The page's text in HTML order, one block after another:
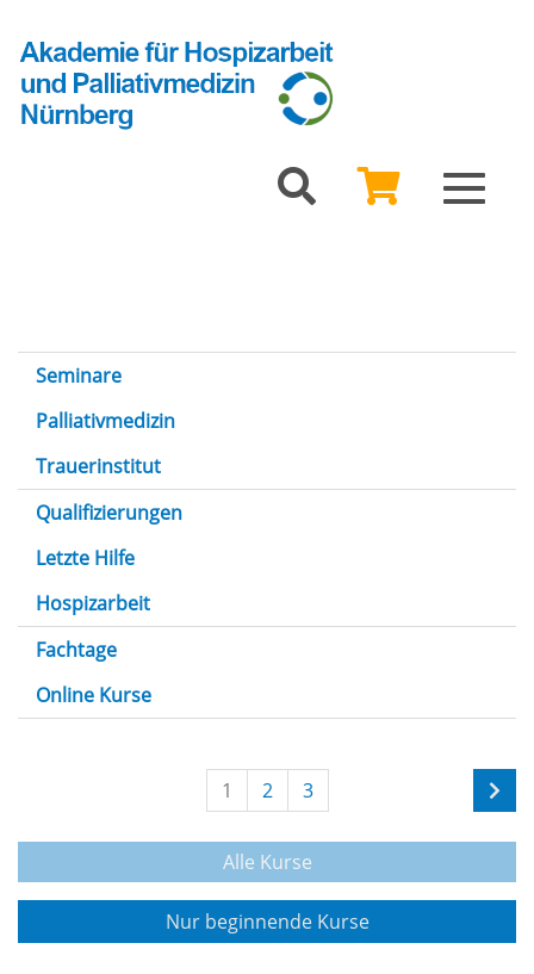
Toggle
Seminare
Palliativmedizin
Trauerinstitut
Qualifizierungen
Letzte Hilfe
Hospizarbeit
Fachtage
Online Kurse
1 2 3
Alle Kurse
Nur beginnende Kurse